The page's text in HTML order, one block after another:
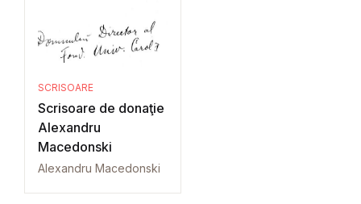
SCRISOARE
Scrisoare de donaţie
Alexandru
Macedonski
Alexandru Macedonski